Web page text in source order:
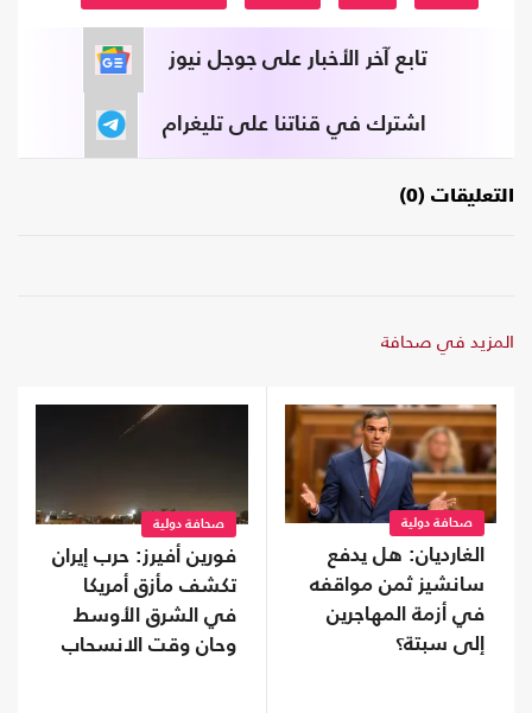
تابع آخر الأخبار على جوجل نيوز
اشترك في قناتنا على تليغرام
التعليقات (0)
المزيد في صحافة
صحافة دولية
الغارديان: هل يدفع
سانشيز ثمن مواقفه
في أزمة المهاجرين
إلى سبتة؟
صحافة دولية
فورين أفيرز: حرب إيران
تكشف مأزق أمريكا
في الشرق الأوسط
وحان وقت الانسحاب